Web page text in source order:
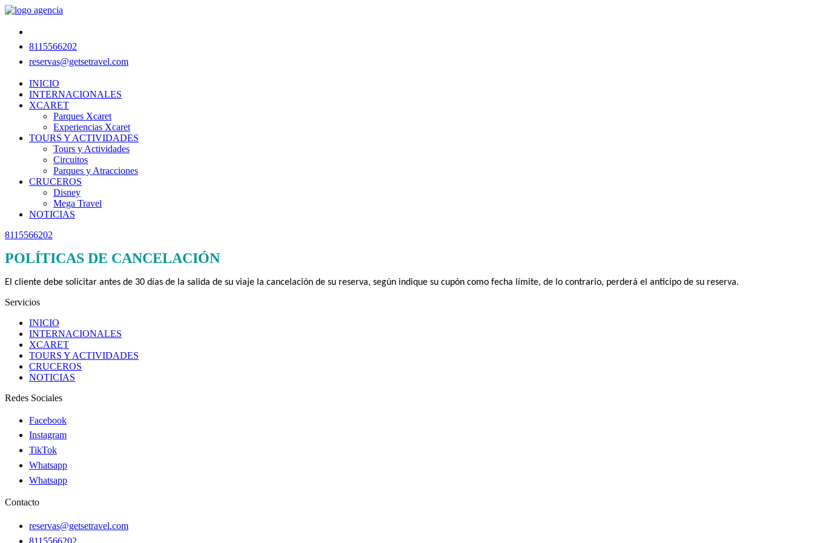
8115566202
reservas@getsetravel.com
INICIO
INTERNACIONALES
XCARET
Parques Xcaret
Experiencias Xcaret
TOURS Y ACTIVIDADES
Tours y Actividades
Circuitos
Parques y Atracciones
CRUCEROS
Disney
Mega Travel
NOTICIAS
8115566202
POLÍTICAS DE CANCELACIÓN
El cliente debe solicitar antes de 30 días de la salida de su viaje la cancelación de su reserva, según indique su cupón como fecha límite, de lo contrario, perderá el anticipo de su reserva.
Servicios
INICIO
INTERNACIONALES
XCARET
TOURS Y ACTIVIDADES
CRUCEROS
NOTICIAS
Redes Sociales
Facebook
Instagram
TikTok
Whatsapp
Whatsapp
Contacto
reservas@getsetravel.com
8115566202